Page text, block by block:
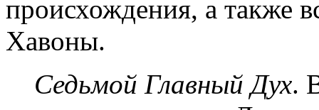
происхождения, а также
Хавоны.
Седьмой Главный Дух.